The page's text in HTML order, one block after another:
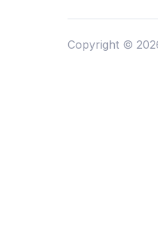
Copyright ©